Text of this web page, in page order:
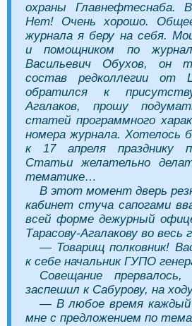
охраны Главнефтеснаба.
Нет! Очень хорошо. Общее
журнала я беру на себя.
и помощником по
Васильевич Обухов, он
состав редколлегии
обратился к
Агалаков, прошу
статей программного
номера журнала. Хотелось
к 17 апреля празднику
Статьи желательно
тематике…
В этот момент дверь
кабинет стуча сапогами
всей форме дежурный
Тарасову-Агалакову во весь
— Товарищ полковник!
к себе начальник ГУПО
Совещание прервалось,
заспешил к Сабурову, на
— В любое время
мне с предложением по